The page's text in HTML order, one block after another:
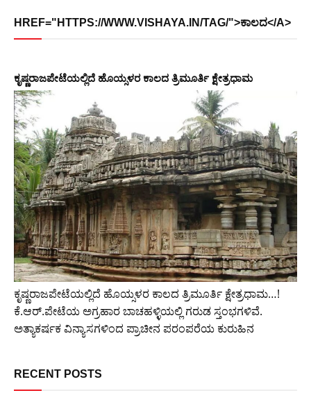
HREF="HTTPS://WWW.VISHAYA.IN/TAG/">ಕಾಲದ</A>
ಕೃಷ್ಣರಾಜಪೇಟೆಯಲ್ಲಿದೆ ಹೊಯ್ಸಳರ ಕಾಲದ ತ್ರಿಮೂರ್ತಿ ಕ್ಷೇತ್ರಧಾಮ
ಕೃಷ್ಣರಾಜಪೇಟೆಯಲ್ಲಿದೆ ಹೊಯ್ಸಳರ ಕಾಲದ ತ್ರಿಮೂರ್ತಿ ಕ್ಷೇತ್ರಧಾಮ…!
ಕೆ.ಆರ್‌.ಪೇಟೆಯ ಅಗ್ರಹಾರ ಬಾಚಹಳ್ಳಿಯಲ್ಲಿ ಗರುಡ ಸ್ತಂಭಗಳಿವೆ.
ಅತ್ಯಾಕರ್ಷಕ ವಿನ್ಯಾಸಗಳಿಂದ ಪ್ರಾಚೀನ ಪರಂಪರೆಯ ಕುರುಹಿನ
RECENT POSTS